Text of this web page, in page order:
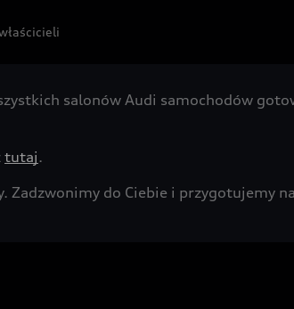
salonów Audi samochodów
tutaj.
do Ciebie i przygotujemy